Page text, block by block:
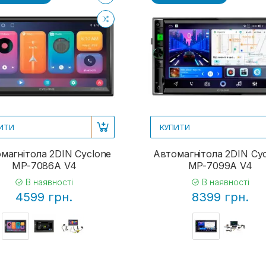
2DIN Cyclone
MP-7086A V4
В наявності
4599 грн.
КУПИТИ
Автомагнітола 2DIN
MP-7099A V4
В наявності
8399 грн.